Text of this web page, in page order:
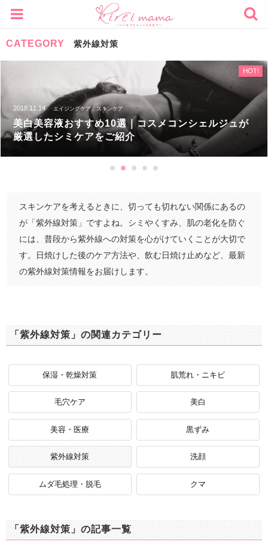
CATEGORY 紫外線対策
HOT!
2016.08.07 メイク , スキンケア
夏のメイク崩れを防ぐ裏ワザ10選！汗・湿気・紫外
線の対策方法
スキンケアを考えるときに、切っても切れない関係にあるの
が「紫外線対策」ですよね。シミやくすみ、肌の老化を防ぐ
には、普段から紫外線への対策を心がけていくことが大切で
す。日焼けした後のケア方法や、飲む日焼け止めなど、最新
の紫外線対策情報をお届けします。
「紫外線対策」の関連カテゴリー
保湿・乾燥対策 肌荒れ・ニキビ
毛穴ケア 美白
美容・医療 黒ずみ
紫外線対策 洗顔
ムダ毛処理・脱毛 クマ
「紫外線対策」の記事一覧